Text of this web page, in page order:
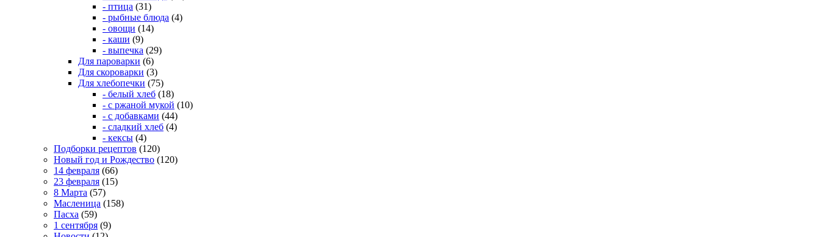
- птица (31)
- рыбные блюда (4)
- овощи (14)
- каши (9)
- выпечка (29)
Для пароварки (6)
Для скороварки (3)
Для хлебопечки (75)
- белый хлеб (18)
- с ржаной мукой (10)
- с добавками (44)
- сладкий хлеб (4)
- кексы (4)
Подборки рецептов (120)
Новый год и Рождество (120)
14 февраля (66)
23 февраля (15)
8 Марта (57)
Масленица (158)
Пасха (59)
1 сентября (9)